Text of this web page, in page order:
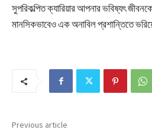
সুপরিকল্পিত ক্যারিয়ার আপনার ভবিষ্যৎ
মানসিকভাবেও এক অনাবিল প্রশান্তিতে
Previous article